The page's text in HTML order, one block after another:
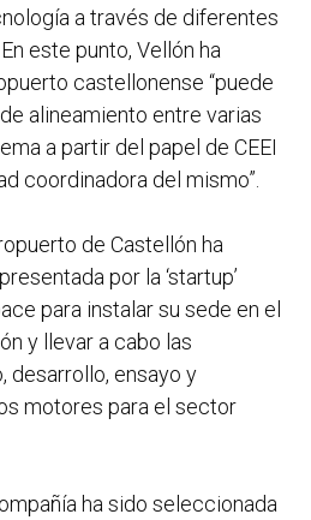
a través de diferentes
este punto, Vellón ha
castellonense “puede
alineamiento entre varias
a partir del papel de CEEI
coordinadora del mismo”.
de Castellón ha
por la ‘startup’
para instalar su sede en el
y llevar a cabo las
desarrollo, ensayo y
motores para el sector
ha sido seleccionada